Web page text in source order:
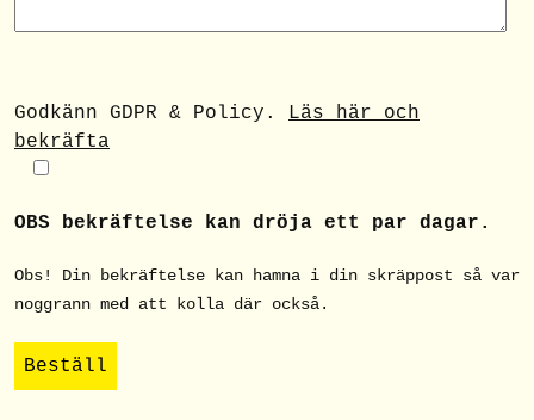
Godkänn GDPR & Policy. Läs här och
bekräfta
OBS bekräftelse kan dröja ett par dagar.
Obs! Din bekräftelse kan hamna i din skräppost så var
noggrann med att kolla där också.